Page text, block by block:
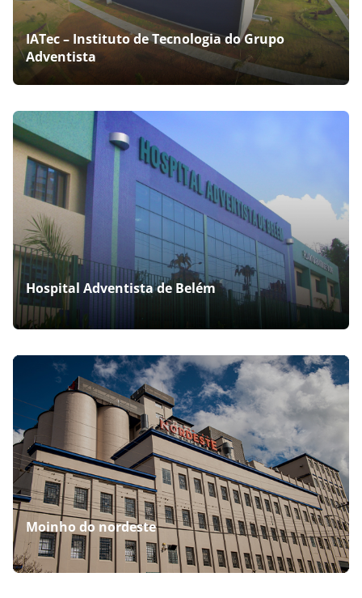
IATec – Instituto de Tecnologia do Grupo
Adventista
Hospital Adventista de Belém
Moinho do nordeste